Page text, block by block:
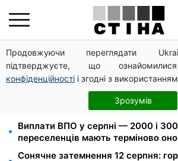
Продовжуючи переглядати
підтверджуєте, що
конфіденційності і згодні з
Зрозумів
10 заявок — і МСЦ МВС приїде у
прав, реєстрація авто та
Мавіки, зарядні станції та апарати
Християнський корпус передав
Запорізький та Покровський
Виплати ВПО у серпні — 2000 і
переселенців мають терміново
Сонячне затемнення 12 серпня: